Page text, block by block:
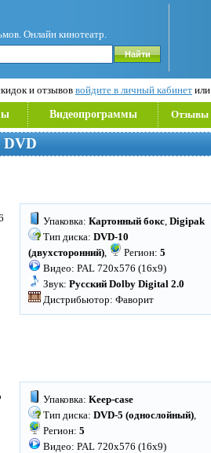
Онлайн кинотеатр.
и отзывов войдите в личный кабинет или
Видеопрограммы Отзывы
DVD
Упаковка: Картонный бокс, Digipak
Тип диска: DVD-10
(двухсторонний), Регион: 5
Видео: PAL 720x576 (16x9)
Звук: Русский Dolby Digital 2.0
Дистрибьютор: Фаворит
Упаковка: Keep-case
Тип диска: DVD-5 (однослойный),
Регион: 5
Видео: PAL 720x576 (16x9)